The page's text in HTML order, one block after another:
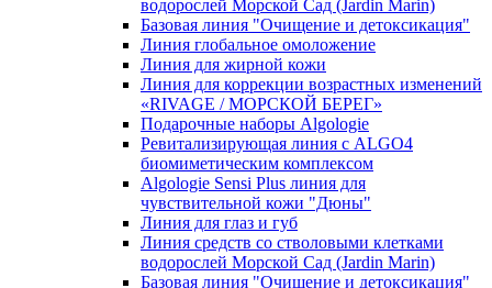
водорослей Морской Сад (Jardin Marin)
Базовая линия "Очищение и детоксикация"
Линия глобальное омоложение
Линия для жирной кожи
Линия для коррекции возрастных изменений
«RIVAGE / МОРСКОЙ БЕРЕГ»
Подарочные наборы Algologie
Ревитализирующая линия с ALGO4
биомиметическим комплексом
Algologie Sensi Plus линия для
чувcтвительной кожи "Дюны"
Линия для глаз и губ
Линия средств со стволовыми клетками
водорослей Морской Сад (Jardin Marin)
Базовая линия "Очищение и детоксикация"